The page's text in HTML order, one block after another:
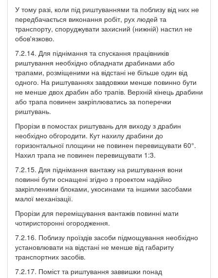
У тому разі, коли під риштуваннями та поблизу від них не
передбачається виконання робіт, рух людей та
транспорту, споруджувати захисний (нижній) настил не
обов'язково.
7.2.14. Для піднімання та спускання працівників
риштування необхідно обладнати драбинами або
трапами, розміщеними на відстані не більше один від
одного. На риштуваннях завдовжки менше повинно бути
не менше двох драбин або трапів. Верхній кінець драбини
або трапа повинен закріплюватись за поперечки
риштувань.
Прорізи в помостах риштувань для виходу з драбин
необхідно обгородити. Кут нахилу драбини до
горизонтальної площини не повинен перевищувати 60°.
Нахил трапа не повинен перевищувати 1:3.
7.2.15. Для піднімання вантажу на риштування вони
повинні бути оснащені згідно з проектом надійно
закріпленими блоками, укосинами та іншими засобами
малої механізації.
Прорізи для переміщування вантажів повинні мати
чотиристоронні огородження.
7.2.16. Поблизу проїздів засоби підмощування необхідно
установлювати на відстані не менше від габариту
транспортних засобів.
7.2.17. Поміст та риштування заввишки понад